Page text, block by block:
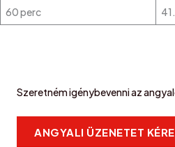
60 perc
Szeretném igénybevenni az
ANGYALI ÜZENETET